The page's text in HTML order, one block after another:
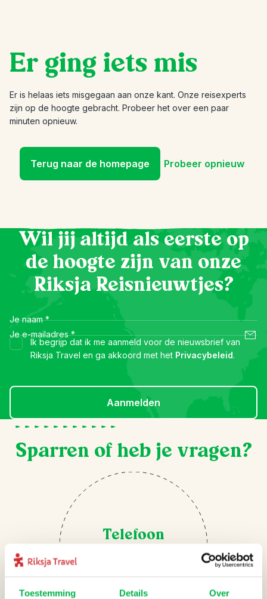
Toestemming Details Over
Er ging iets mis
Er is helaas iets misgegaan aan onze kant. Onze reisexperts
zijn op de hoogte gebracht. Probeer het over een paar
minuten opnieuw.
Terug naar de homepage Probeer opnieuw
Wil jij altijd als eerste op
de hoogte zijn van onze
Riksja Reisnieuwtjes?
Je naam *
Je e-mailadres *
Ik begrijp dat ik me aanmeld voor de nieuwsbrief van
Riksja Travel en ga akkoord met het Privacybeleid.
Aanmelden
Sparren of heb je vragen?
Telefoon